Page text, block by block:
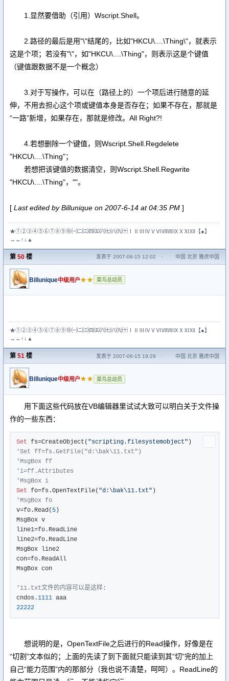
1.显然要借助（引用）Wscript.Shell。
2.路径的最后是用"\"结尾的，比如"HKCU\....\Thing\"，就表示
这是个项；若没有"\"，如"HKCU\....\Thing"，则表示这是个键值
（键值跟数据不是一个概念）
3.对于写操作，可以在（路径上的）一个项后进行随意的延
伸，不用去担心这个项或键值本身是否存在；如果不存在，那就是
“一路”新增，如果存在，那就是修改。All Right?!
4.若想删除一个键值，则Wscript.Shell.Regdelete
"HKCU\....\Thing"；
若想把该键值的数据清空，则Wscript.Shell.Regwrite
"HKCU\....\Thing"，""。
[ Last edited by Billunique on 2007-6-14 at 04:35 PM ]
★①②③④⑤⑥⑦⑧⑨⑩㈠㈡㈢㈣㈤㈥㈦㈧㈨㈩ⅠⅡⅢⅣⅤⅥⅦⅧⅨⅩⅪⅫ【●】
→←↑↓▲
第 50 楼 发表于 2007-06-15 12:02 · 中国 北京 雅虎中国
Billunique中级用户★★ 菜鸟总动员
★①②③④⑤⑥⑦⑧⑨⑩㈠㈡㈢㈣㈤㈥㈦㈧㈨㈩ⅠⅡⅢⅣⅤⅥⅦⅧⅨⅩⅪⅫ【●】
→←↑↓▲
第 51 楼 发表于 2007-06-15 19:29 · 中国 北京 雅虎中国
Billunique中级用户★★ 菜鸟总动员
用下面这些代码放在VB编辑器里试试大致可以明白关于文件操
作的一些东西：
Set fs=CreateObject( "scripting.filesystemobject"
'Set ff=fs.GetFile("d:\bak\11.txt")
'MsgBox ff
'i=ff.Attributes
'MsgBox i
Set fo=fs.OpenTextFile( "d:\bak\11.txt"
'MsgBox fo
v=fo.Read( 5 )
MsgBox v
line1=fo.ReadLine
line2=fo.ReadLine
MsgBox line2
con=fo.ReadAll
MsgBox con
'11.txt文件的内容可以是这样:
cndos.1111
22222
想说明的是，OpenTextFile之后进行的Read操作，好像是在
“切割”文本似的；上面的先读了到下面就只能读到其“切”完的加上
自己“能力范围”内的那部分（我也说不清楚，呵呵）。ReadLine的